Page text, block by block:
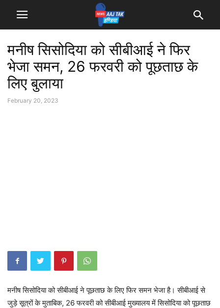
मनीष सिसोदिया को सीबीआई ने फिर
भेजा समन, 26 फरवरी को पूछताछ के
लिए बुलाया
February 20, 2023
मनीष सिसोदिया को सीबीआई ने पूछताछ के लिए फिर समन भेजा है। सीबीआई से
जुड़े सूत्रों के मुताबिक, 26 फरवरी को सीबीआई मुख्यालय में सिसोदिया को पूछताछ